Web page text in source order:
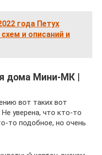
года Петух
и описаний и
дома Мини-МК |
вот таких вот
уверена, что кто-то
то подобное, но очень